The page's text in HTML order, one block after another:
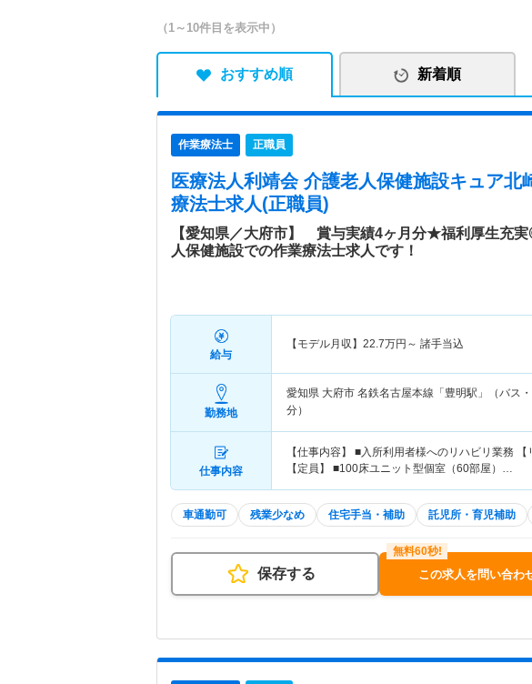
（1～10件目を表示中）
おすすめ順 新着順
作業療法士 正職員
医療法人利靖会 介護老人保健施設キュア北
療法士求人(正職員)
【愛知県／大府市】 賞与実績4ヶ月分★福利厚生充
人保健施設での作業療法士求人です！
給与
【モデル月収】 22.7万円～ 諸手当込
勤務地
愛知県 大府市 名鉄名古屋本線「豊明駅」（バス
分）
仕事内容
【仕事内容】 ■入所利用者様へのリハビリ業務
【定員】 ■100床ユニット型個室（60部屋）…
車通勤可 残業少なめ 住宅手当・補助 託児所・育児補助
保存する この求人を問い合わ